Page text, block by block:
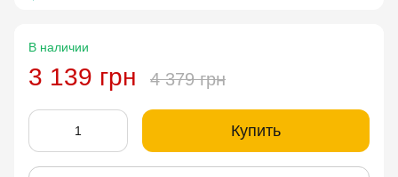
В наличии
3 139 грн 4 379 грн
Купить